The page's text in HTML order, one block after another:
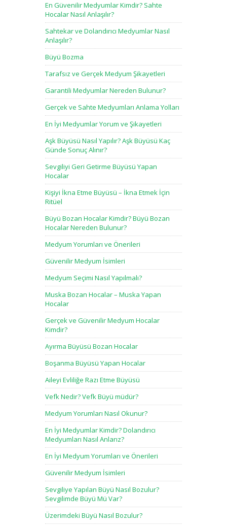
En Güvenilir Medyumlar Kimdir? Sahte
Hocalar Nasıl Anlaşılır?
Sahtekar ve Dolandırıcı Medyumlar Nasıl
Anlaşılır?
Büyü Bozma
Tarafsız ve Gerçek Medyum Şikayetleri
Garantili Medyumlar Nereden Bulunur?
Gerçek ve Sahte Medyumları Anlama Yolları
En İyi Medyumlar Yorum ve Şikayetleri
Aşk Büyüsü Nasıl Yapılır? Aşk Büyüsü Kaç
Günde Sonuç Alınır?
Sevgiliyi Geri Getirme Büyüsü Yapan
Hocalar
Kişiyi İkna Etme Büyüsü – İkna Etmek İçin
Ritüel
Büyü Bozan Hocalar Kimdir? Büyü Bozan
Hocalar Nereden Bulunur?
Medyum Yorumları ve Önerileri
Güvenilir Medyum İsimleri
Medyum Seçimi Nasıl Yapılmalı?
Muska Bozan Hocalar – Muska Yapan
Hocalar
Gerçek ve Güvenilir Medyum Hocalar
Kimdir?
Ayırma Büyüsü Bozan Hocalar
Boşanma Büyüsü Yapan Hocalar
Aileyi Evliliğe Razı Etme Büyüsü
Vefk Nedir? Vefk Büyü müdür?
Medyum Yorumları Nasıl Okunur?
En İyi Medyumlar Kimdir? Dolandırıcı
Medyumları Nasıl Anlarız?
En İyi Medyum Yorumları ve Önerileri
Güvenilir Medyum İsimleri
Sevgiliye Yapılan Büyü Nasıl Bozulur?
Sevgilimde Büyü Mü Var?
Üzerimdeki Büyü Nasıl Bozulur?